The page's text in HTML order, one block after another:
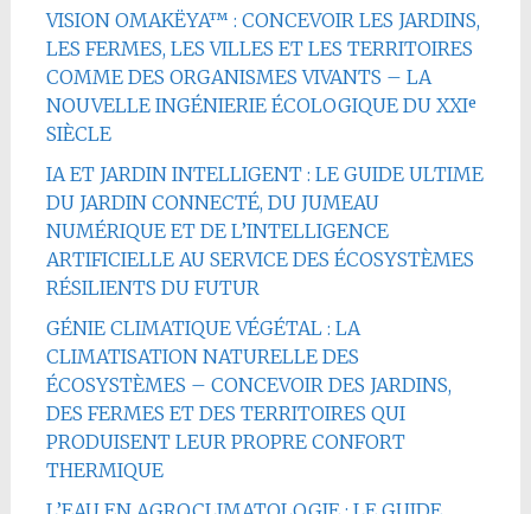
VISION OMAKËYA™ : CONCEVOIR LES JARDINS,
LES FERMES, LES VILLES ET LES TERRITOIRES
COMME DES ORGANISMES VIVANTS – LA
NOUVELLE INGÉNIERIE ÉCOLOGIQUE DU XXIᵉ
SIÈCLE
IA ET JARDIN INTELLIGENT : LE GUIDE ULTIME
DU JARDIN CONNECTÉ, DU JUMEAU
NUMÉRIQUE ET DE L’INTELLIGENCE
ARTIFICIELLE AU SERVICE DES ÉCOSYSTÈMES
RÉSILIENTS DU FUTUR
GÉNIE CLIMATIQUE VÉGÉTAL : LA
CLIMATISATION NATURELLE DES
ÉCOSYSTÈMES – CONCEVOIR DES JARDINS,
DES FERMES ET DES TERRITOIRES QUI
PRODUISENT LEUR PROPRE CONFORT
THERMIQUE